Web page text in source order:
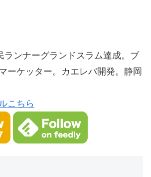
ランナーグランドスラム達成。ブ
ーケッター。カエレバ開発。静岡
こちら